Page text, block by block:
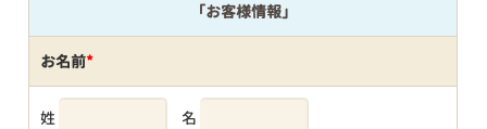
「お客様情報」
お名前*
姓 名